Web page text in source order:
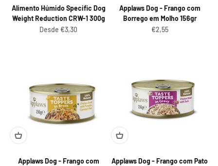
Alimento Húmido Specific Dog
Weight Reduction CRW-1 300g
Preço promocional
Desde €3,30
Applaws Dog - Frango com
Borrego em Molho 156gr
Preço promocional
€2,55
Applaws Dog - Frango com
Applaws Dog - Frango com Pato